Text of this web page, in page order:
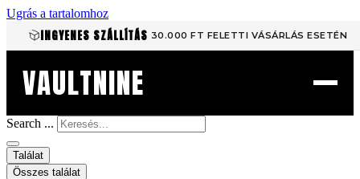
Ugrás a tartalomhoz
INGYENES SZÁLLÍTÁS 30.000 FT FELETTI VÁSÁRLÁS ESETÉN
VAULTNINE
Search ...
Találat
Összes találat